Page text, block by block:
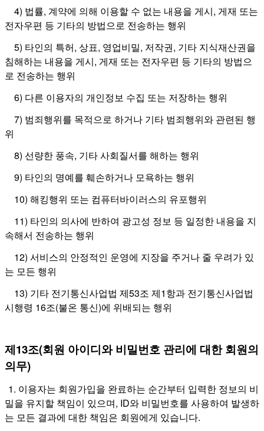
4) 법률, 계약에 의해 이용할 수 없는 내용을 게시, 게재 또는
전자우편 등 기타의 방법으로 전송하는 행위
5) 타인의 특허, 상표, 영업비밀, 저작권, 기타 지식재산권을
침해하는 내용을 게시, 게재 또는 전자우편 등 기타의 방법으
로 전송하는 행위
6) 다른 이용자의 개인정보 수집 또는 저장하는 행위
7) 범죄행위를 목적으로 하거나 기타 범죄행위와 관련된 행
위
8) 선량한 풍속, 기타 사회질서를 해하는 행위
9) 타인의 명예를 훼손하거나 모욕하는 행위
10) 해킹행위 또는 컴퓨터바이러스의 유포행위
11) 타인의 의사에 반하여 광고성 정보 등 일정한 내용을 지
속해서 전송하는 행위
12) 서비스의 안정적인 운영에 지장을 주거나 줄 우려가 있
는 모든 행위
13) 기타 전기통신사업법 제53조 제1항과 전기통신사업법
시행령 16조(불온 통신)에 위배되는 행위
제13조(회원 아이디와 비밀번호 관리에 대한 회원의
의무)
1. 이용자는 회원가입을 완료하는 순간부터 입력한 정보의 비
밀을 유지할 책임이 있으며, ID와 비밀번호를 사용하여 발생하
는 모든 결과에 대한 책임은 회원에게 있습니다.